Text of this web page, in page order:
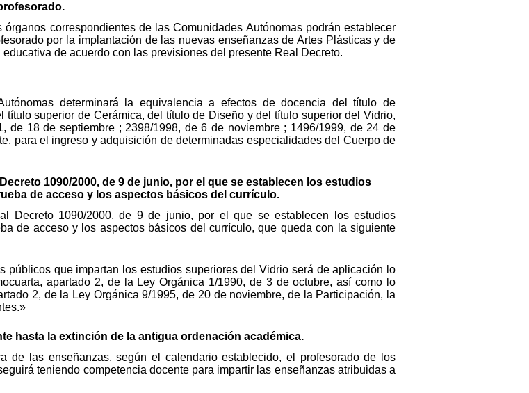
correspondientes de las Comunidades Autónomas podrán establecer
por la implantación de las nuevas enseñanzas de Artes Plásticas y de
de acuerdo con las previsiones del presente Real Decreto.
determinará la equivalencia a efectos de docencia del título de
superior de Cerámica, del título de Diseño y del título superior del Vidrio,
de 18 de septiembre ; 2398/1998, de 6 de noviembre ; 1496/1999, de 24 de
para el ingreso y adquisición de determinadas especialidades del Cuerpo de
1090/2000, de 9 de junio, por el que se establecen los estudios
de acceso y los aspectos básicos del currículo.
Decreto 1090/2000, de 9 de junio, por el que se establecen los estudios
de acceso y los aspectos básicos del currículo, que queda con la siguiente
públicos que impartan los estudios superiores del Vidrio será de aplicación lo
apartado 2, de la Ley Orgánica 1/1990, de 3 de octubre, así como lo
2, de la Ley Orgánica 9/1995, de 20 de noviembre, de la Participación, la
hasta la extinción de la antigua ordenación académica.
de las enseñanzas, según el calendario establecido, el profesorado de los
teniendo competencia docente para impartir las enseñanzas atribuidas a